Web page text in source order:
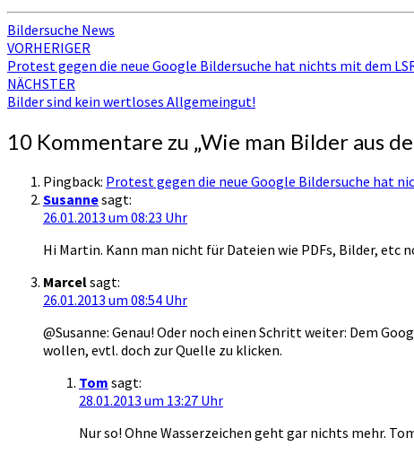
Bildersuche News
Beitragsnavigation
VORHERIGER
Protest gegen die neue Google Bildersuche hat nichts mit dem
NÄCHSTER
Bilder sind kein wertloses Allgemeingut!
10 Kommentare zu „Wie man Bilder aus
Pingback: Protest gegen die neue Google Bildersuche hat
Susannesagt:
26.01.2013 um 08:23 Uhr
Hi Martin. Kann man nicht für Dateien wie PDFs, Bilder, etc
Marcelsagt:
26.01.2013 um 08:54 Uhr
@Susanne: Genau! Oder noch einen Schritt weiter: Dem
wollen, evtl. doch zur Quelle zu klicken.
Tom sagt:
28.01.2013 um 13:27 Uhr
Nur so! Ohne Wasserzeichen geht gar nichts mehr.